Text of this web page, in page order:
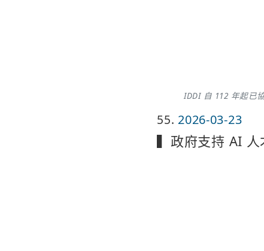
IDDI 自 112 年起已
55 2026-03-23
▍政府支持 AI 人